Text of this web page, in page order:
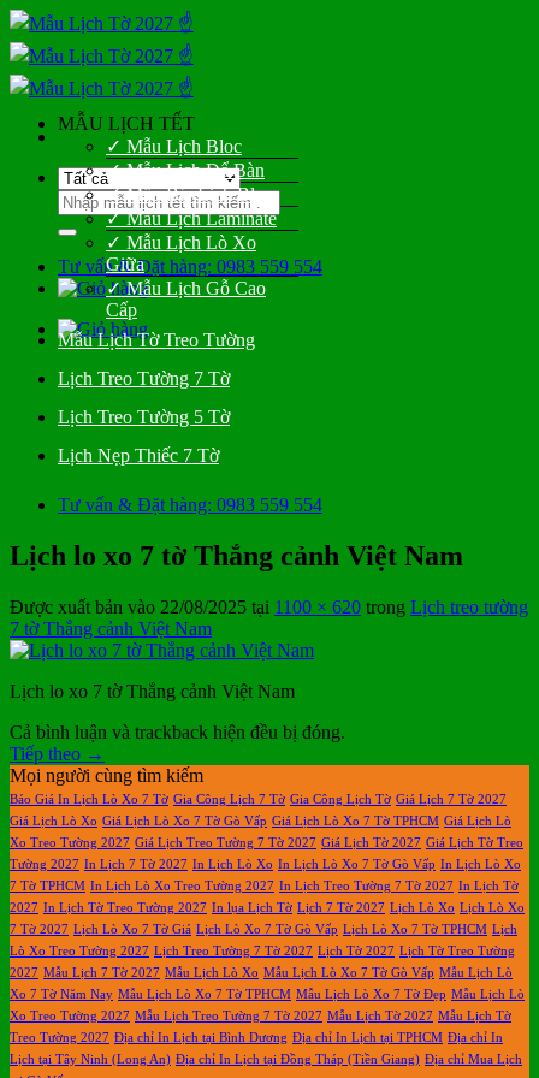
Bỏ
qua
nội
dung
Tìm
kiếm:
Tư vấn & Đặt hàng: 0983 559 554
MẪU LỊCH TẾT
✓ Mẫu Lịch Bloc
✓ Mẫu Lịch Để Bàn
✓ Mẫu Bìa Lịch Bloc
✓ Mẫu Lịch Laminate
✓ Mẫu Lịch Lò Xo
Giữa
✓ Mẫu Lịch Gỗ Cao
Cấp
Mẫu Lịch Tờ Treo Tường
Lịch Treo Tường 7 Tờ
Lịch Treo Tường 5 Tờ
Lịch Nẹp Thiếc 7 Tờ
Tư vấn & Đặt hàng: 0983 559 554
Lịch lo xo 7 tờ Thắng cảnh Việt Nam
Được xuất bản vào 22/08/2025 tại 1100 × 620 trong Lịch treo tường
7 tờ Thắng cảnh Việt Nam
Lịch lo xo 7 tờ Thắng cảnh Việt Nam
Cả bình luận và trackback hiện đều bị đóng.
Tiếp theo →
Mọi người cùng tìm kiếm
Báo Giá In Lịch Lò Xo 7 Tờ Gia Công Lịch 7 Tờ Gia Công Lịch Tờ Giá Lịch 7 Tờ 2027
Giá Lịch Lò Xo Giá Lịch Lò Xo 7 Tờ Gò Vấp Giá Lịch Lò Xo 7 Tờ TPHCM Giá Lịch Lò
Xo Treo Tường 2027 Giá Lịch Treo Tường 7 Tờ 2027 Giá Lịch Tờ 2027 Giá Lịch Tờ Treo
Tường 2027 In Lịch 7 Tờ 2027 In Lịch Lò Xo In Lịch Lò Xo 7 Tờ Gò Vấp In Lịch Lò Xo
7 Tờ TPHCM In Lịch Lò Xo Treo Tường 2027 In Lịch Treo Tường 7 Tờ 2027 In Lịch Tờ
2027 In Lịch Tờ Treo Tường 2027 In lụa Lịch Tờ Lịch 7 Tờ 2027 Lịch Lò Xo Lịch Lò Xo
7 Tờ 2027 Lịch Lò Xo 7 Tờ Giá Lịch Lò Xo 7 Tờ Gò Vấp Lịch Lò Xo 7 Tờ TPHCM Lịch
Lò Xo Treo Tường 2027 Lịch Treo Tường 7 Tờ 2027 Lịch Tờ 2027 Lịch Tờ Treo Tường
2027 Mẫu Lịch 7 Tờ 2027 Mẫu Lịch Lò Xo Mẫu Lịch Lò Xo 7 Tờ Gò Vấp Mẫu Lịch Lò
Xo 7 Tờ Năm Nay Mẫu Lịch Lò Xo 7 Tờ TPHCM Mẫu Lịch Lò Xo 7 Tờ Đẹp Mẫu Lịch Lò
Xo Treo Tường 2027 Mẫu Lịch Treo Tường 7 Tờ 2027 Mẫu Lịch Tờ 2027 Mẫu Lịch Tờ
Treo Tường 2027 Địa chỉ In Lịch tại Bình Dương Địa chỉ In Lịch tại TPHCM Địa chỉ In
Lịch tại Tây Ninh (Long An) Địa chỉ In Lịch tại Đồng Tháp (Tiền Giang) Địa chỉ Mua Lịch